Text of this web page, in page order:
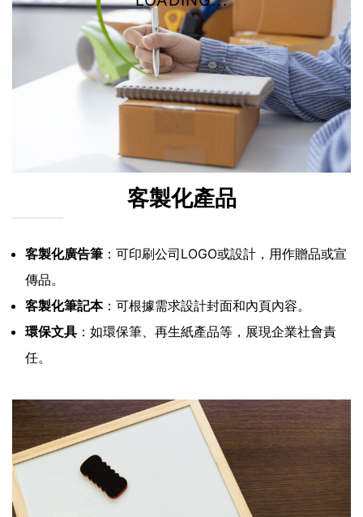
客製化產品
客製化廣告筆 ：可印刷公司LOGO或設計，用作贈品或宣
傳品。
客製化筆記本：可根據需求設計封面和內頁內容。
環保文具 ：如環保筆、再生紙產品等，展現企業社會責
任。